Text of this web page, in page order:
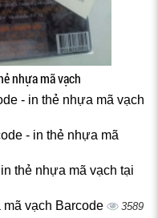
nhựa mã vạch
- in thẻ nhựa mã vạch
- in thẻ nhựa mã
thẻ nhựa mã vạch tại
mã vạch Barcode 3589